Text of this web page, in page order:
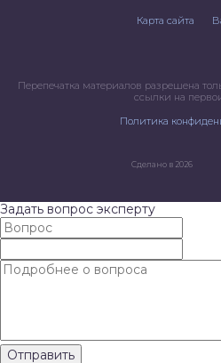
Карта сайта
Перепечатка материалов разрешена
ссылки на
Политика
Сделано в 2026
Задать вопрос эксперту